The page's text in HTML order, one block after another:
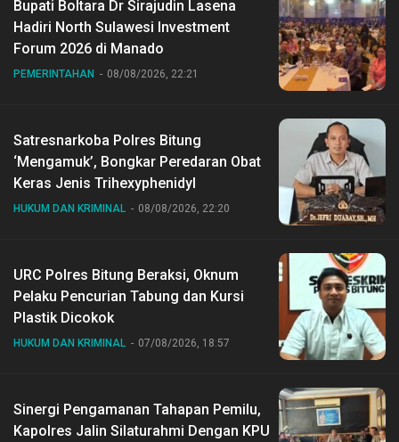
Bupati Boltara Dr Sirajudin Lasena
Hadiri North Sulawesi Investment
Forum 2026 di Manado
PEMERINTAHAN 08/08/2026, 22:21
Satresnarkoba Polres Bitung
‘Mengamuk’, Bongkar Peredaran Obat
Keras Jenis Trihexyphenidyl
HUKUM DAN KRIMINAL 08/08/2026, 22:20
URC Polres Bitung Beraksi, Oknum
Pelaku Pencurian Tabung dan Kursi
Plastik Dicokok
HUKUM DAN KRIMINAL 07/08/2026, 18:57
Sinergi Pengamanan Tahapan Pemilu,
Kapolres Jalin Silaturahmi Dengan KPU